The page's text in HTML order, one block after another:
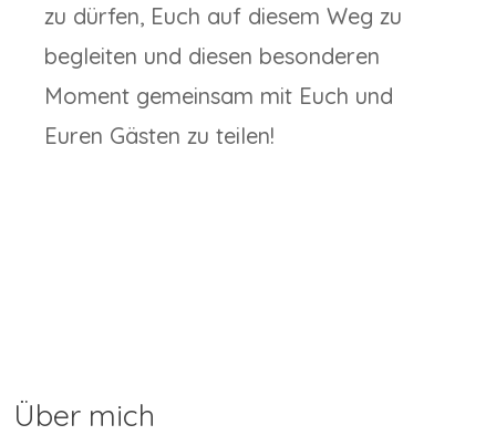
zu dürfen, Euch auf diesem Weg zu
begleiten und diesen besonderen
Moment gemeinsam mit Euch und
Euren Gästen zu teilen!
Über mich